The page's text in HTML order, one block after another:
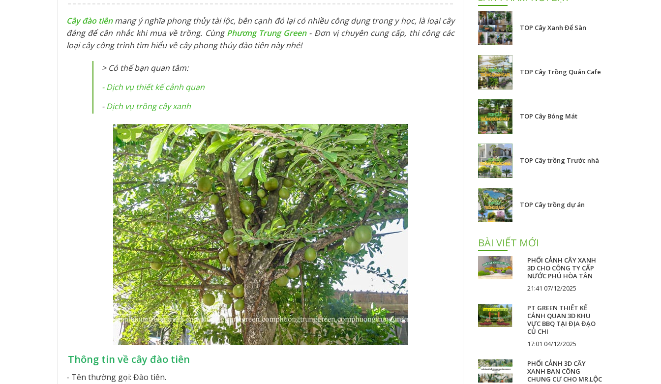
Cây đào tiên mang ý nghĩa phong thủy tài lộc, bên cạnh đó lại có nhiều công dụng trong y học, là loại cây
đáng để cân nhắc khi mua về trồng. Cùng Phương Trung Green- Đơn vị chuyên cung cấp, thi công các
loại cây công trình tìm hiểu về cây phong thủy đào tiên này nhé!
> Có thể bạn quan tâm:
- Dịch vụ thiết kế cảnh quan
-Dịch vụ trồng cây xanh
Thông tin về cây đào tiên
- Tên thường gọi: Đào tiên.
TOP Cây Xanh Để Sàn
TOP Cây Trồng Quán Cafe
TOP Cây Bóng Mát
TOP Cây trồng Trước nhà
TOP Cây trồng dự án
BÀI VIẾT MỚI
PHỐI CẢNH CÂY XANH
3D CHO CÔNG TY CẤP
NƯỚC PHÚ HÒA TÂN
21:41 07/12/2025
PT GREEN THIẾT KẾ
CẢNH QUAN 3D KHU
VỰC BBQ TẠI ĐỊA ĐẠO
CỦ CHI
17:01 04/12/2025
PHỐI CẢNH 3D CÂY
XANH BAN CÔNG
CHUNG CƯ CHO MR.LỘC